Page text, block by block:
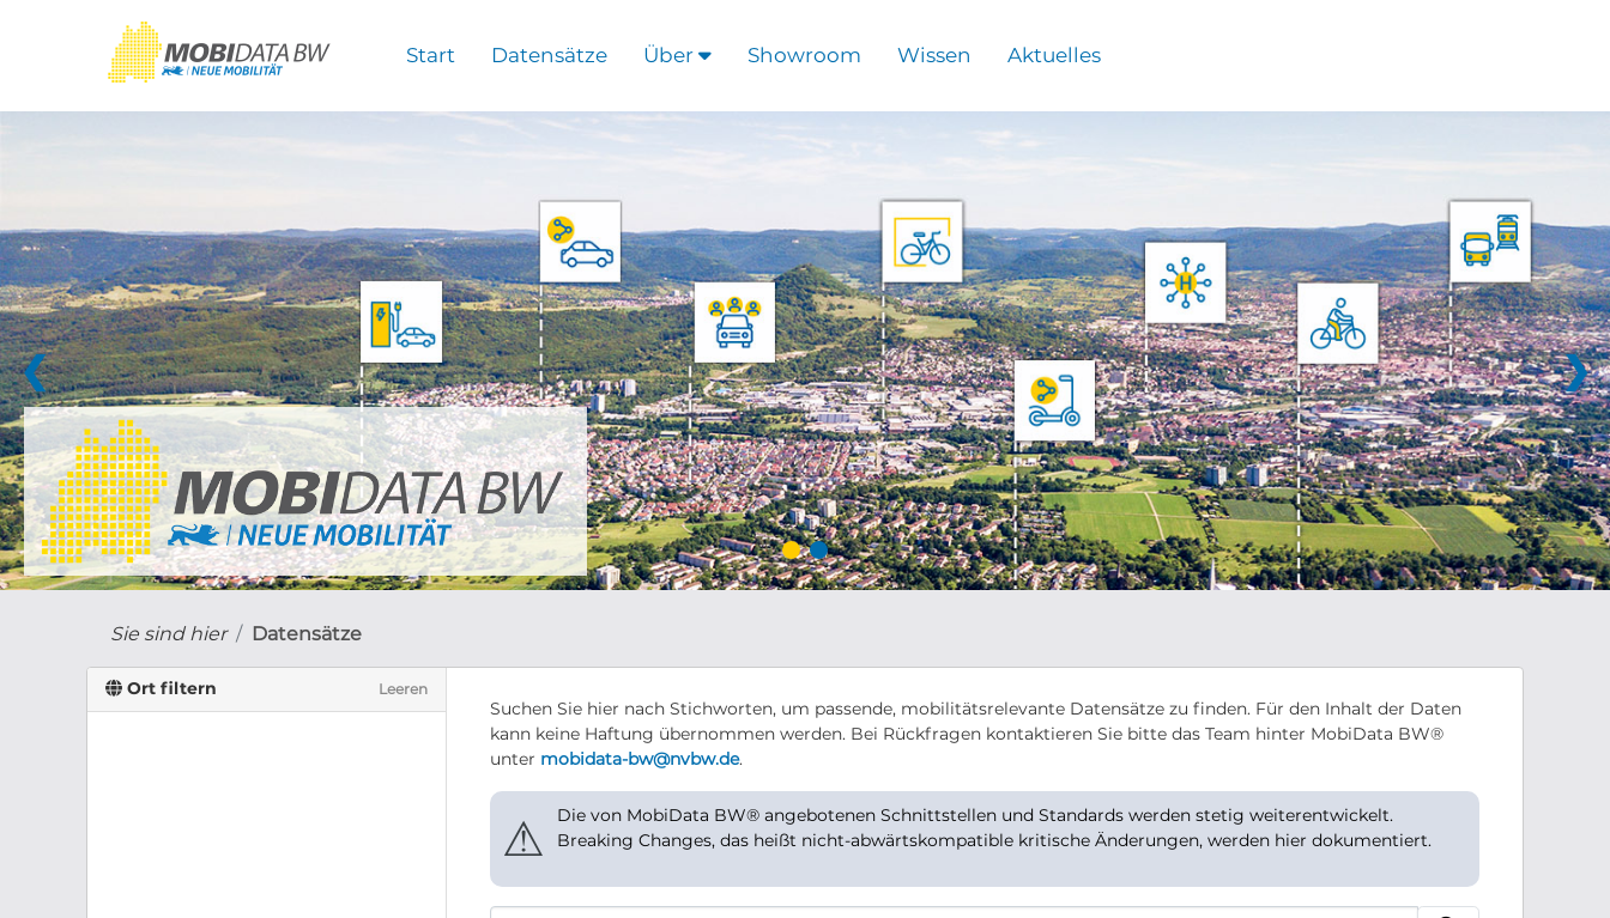
Start Datensätze Über Showroom Wissen Aktuelles
❮ ❯
Sie sind hier Datensätze
Ort filtern Leeren
Suchen Sie hier nach Stichworten, um passende, mobilitätsrelevante Datensätze zu finden. Für den Inhalt der Daten
kann keine Haftung übernommen werden. Bei Rückfragen kontaktieren Sie bitte das Team hinter MobiData BW®
unter mobidata-bw@nvbw.de.
⚠
Die von MobiData BW® angebotenen Schnittstellen und Standards werden stetig weiterentwickelt.
Breaking Changes, das heißt nicht-abwärtskompatible kritische Änderungen, werden hier dokumentiert.